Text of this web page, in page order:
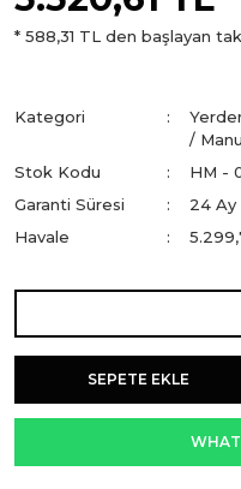
* 588,31 TL den başlayan
Kategori
/
Stok Kodu
HM -
Garanti Süresi
24 Ay
Havale
SEPETE EKLE